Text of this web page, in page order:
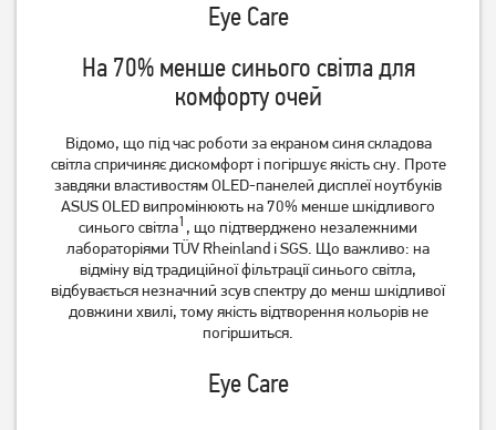
Eye Care
На 70% менше синього світла для
комфорту очей
Відомо, що під час роботи за екраном синя складова
світла спричиняє дискомфорт і погіршує якість сну. Проте
завдяки властивостям OLED-панелей дисплеї ноутбуків
ASUS OLED випромінюють на 70% менше шкідливого
синього світла1 , що підтверджено незалежними
лабораторіями TÜV Rheinland і SGS. Що важливо: на
відміну від традиційної фільтрації синього світла,
відбувається незначний зсув спектру до менш шкідливої
довжини хвилі, тому якість відтворення кольорів не
погіршиться.
Eye Care